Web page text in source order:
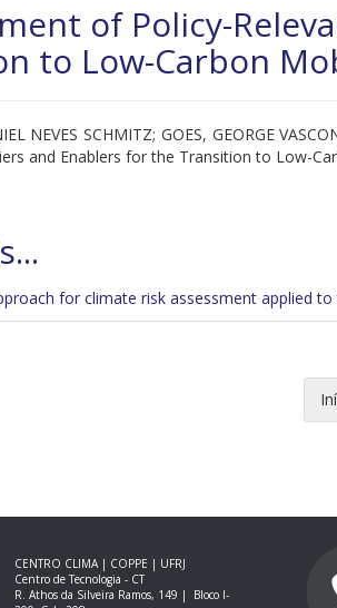
of Policy-
to Low-Carbon
NEVES SCHMITZ; GOES, GEORGE
and Enablers for the Transition to Low-
for climate risk assessment applied
CENTRO CLIMA | COPPE | UFRJ
Centro de Tecnologia - CT
R. Athos da Silveira Ramos, 149 |
Bloco I-